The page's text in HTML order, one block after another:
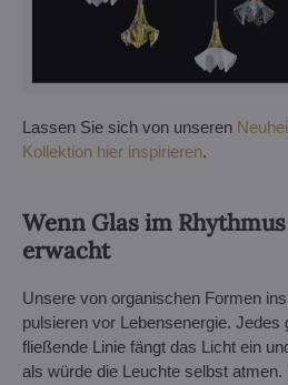
Lassen Sie sich von unseren
Kollektion hier inspirieren.
Wenn Glas im
erwacht
Unsere von organischen Formen
pulsieren vor Lebensenergie. Jedes
fließende Linie fängt das Licht ein
als würde die Leuchte selbst